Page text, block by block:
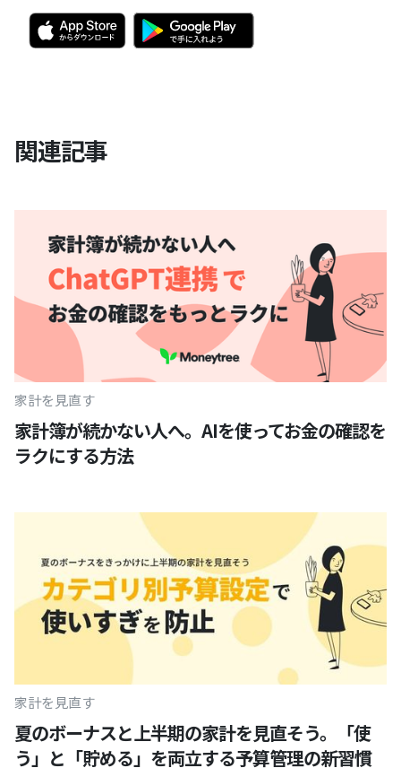
関連記事
家計を見直す
家計簿が続かない人へ。AIを使ってお金の確認を
ラクにする方法
家計を見直す
夏のボーナスと上半期の家計を見直そう。「使
う」と「貯める」を両立する予算管理の新習慣